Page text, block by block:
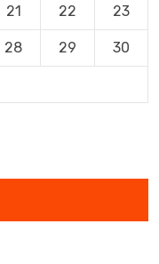
21 22 23
28 29 30